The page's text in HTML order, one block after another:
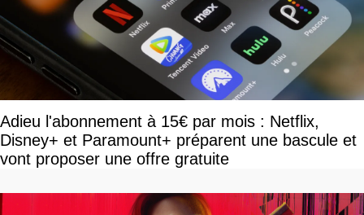
Adieu l'abonnement à 15€ par mois : Netflix,
Disney+ et Paramount+ préparent une bascule et
vont proposer une offre gratuite